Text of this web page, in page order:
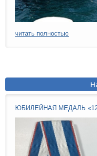
читать полностью
ЮБИЛЕЙНАЯ МЕДАЛЬ «120